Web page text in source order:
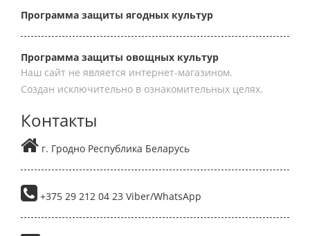
Программа защиты ягодных культур
Программа защиты овощных культур
Наш сайт не является интернет-магазином.
Создан исключительно в ознакомительных целях.
Контакты
г. Гродно Республика Беларусь
+375 29 212 04 23 Viber/WhatsApp